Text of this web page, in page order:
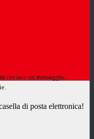
inviato un messaggio
di posta elettronica!